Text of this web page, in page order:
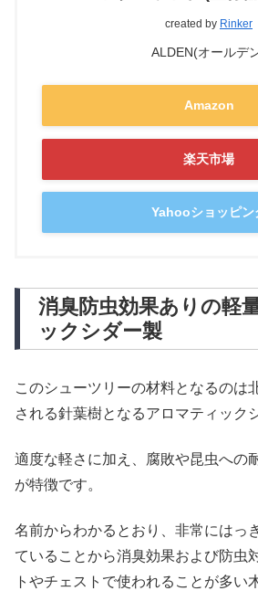
created by Rinker
ALDEN(オールデ
Amazon
楽天市場
Yahooショッピン
消臭防虫効果ありの軽
ックシダー製
このシューツリーの材料となるのは
される針葉樹となるアロマティック
適度な軽さに加え、腐敗や昆虫への
が特徴です。
名前からわかるとおり、非常にはっ
ていることから消臭効果および防虫
トやチェストで使われることが多い